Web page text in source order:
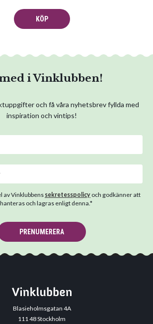
KÖP
i Vinklubben!
och få våra nyhetsbrev fyllda med
inspiration och vintips!
av Vinklubbens sekretesspolicy och godkänner att
och lagras enligt denna.*
PRENUMERERA
Blasieholmsgatan 4A
111 48 Stockholm